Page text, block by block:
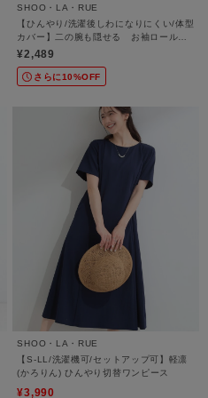
SHOO・LA・RUE
【ひんやり/洗濯後しわになりにくい/体型
カバー】二の腕も隠せる お袖ロールア
ップ半袖シャツ
¥2,489
さらに10%OFF
SHOO・LA・RUE
【S-LL/洗濯機可/セットアップ可】軽凛
(かろりん) ひんやり切替ワンピース
¥3,990